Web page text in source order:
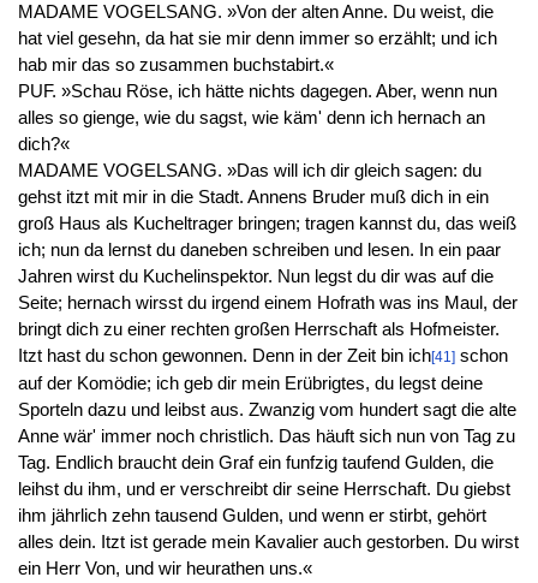
MADAME VOGELSANG. »Von der alten Anne. Du weist, die
hat viel gesehn, da hat sie mir denn immer so erzählt; und ich
hab mir das so zusammen buchstabirt.«
PUF. »Schau Röse, ich hätte nichts dagegen. Aber, wenn nun
alles so gienge, wie du sagst, wie käm' denn ich hernach an
dich?«
MADAME VOGELSANG. »Das will ich dir gleich sagen: du
gehst itzt mit mir in die Stadt. Annens Bruder muß dich in ein
groß Haus als Kucheltrager bringen; tragen kannst du, das weiß
ich; nun da lernst du daneben schreiben und lesen. In ein paar
Jahren wirst du Kuchelinspektor. Nun legst du dir was auf die
Seite; hernach wirsst du irgend einem Hofrath was ins Maul, der
bringt dich zu einer rechten großen Herrschaft als Hofmeister.
Itzt hast du schon gewonnen. Denn in der Zeit bin ich[41]schon
auf der Komödie; ich geb dir mein Erübrigtes, du legst deine
Sporteln dazu und leibst aus. Zwanzig vom hundert sagt die alte
Anne wär' immer noch christlich. Das häuft sich nun von Tag zu
Tag. Endlich braucht dein Graf ein funfzig taufend Gulden, die
leihst du ihm, und er verschreibt dir seine Herrschaft. Du giebst
ihm jährlich zehn tausend Gulden, und wenn er stirbt, gehört
alles dein. Itzt ist gerade mein Kavalier auch gestorben. Du wirst
ein Herr Von, und wir heurathen uns.«